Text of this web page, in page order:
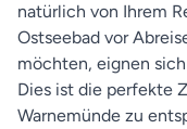
natürlich von Ihrem
Ostseebad vor
möchten, eignen
Dies ist die perfekte
Warnemünde zu